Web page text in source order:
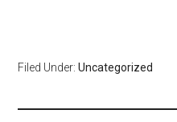
Filed Under:Uncategorized